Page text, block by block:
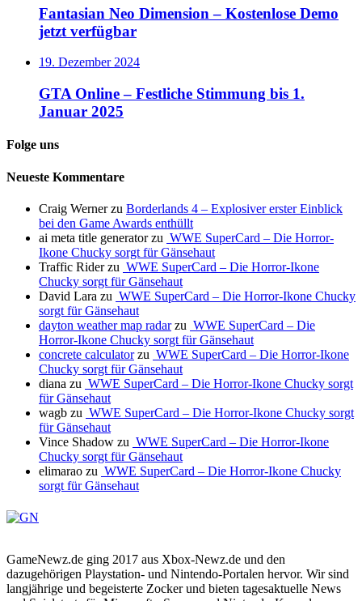
Fantasian Neo Dimension – Kostenlose Demo
jetzt verfügbar
19. Dezember 2024
GTA Online – Festliche Stimmung bis 1.
Januar 2025
Folge uns
Neueste Kommentare
Craig Wernerzu Borderlands 4 – Explosiver erster Einblick
bei den Game Awards enthüllt
ai meta title generatorzu WWE SuperCard – Die Horror-
Ikone Chucky sorgt für Gänsehaut
Traffic Riderzu WWE SuperCard – Die Horror-Ikone
Chucky sorgt für Gänsehaut
David Lara zu WWE SuperCard – Die Horror-Ikone Chucky
sorgt für Gänsehaut
dayton weather map radarzu WWE SuperCard – Die
Horror-Ikone Chucky sorgt für Gänsehaut
concrete calculatorzu WWE SuperCard – Die Horror-Ikone
Chucky sorgt für Gänsehaut
diana zu WWE SuperCard – Die Horror-Ikone Chucky sorgt
für Gänsehaut
wagb zu WWE SuperCard – Die Horror-Ikone Chucky sorgt
für Gänsehaut
Vince Shadow zu WWE SuperCard – Die Horror-Ikone
Chucky sorgt für Gänsehaut
elimarao zu WWE SuperCard – Die Horror-Ikone Chucky
sorgt für Gänsehaut
GameNewz.de ging 2017 aus Xbox-Newz.de und den
dazugehörigen Playstation- und Nintendo-Portalen hervor. Wir sind
langjährige und begeisterte Zocker und bieten tagesaktuelle News